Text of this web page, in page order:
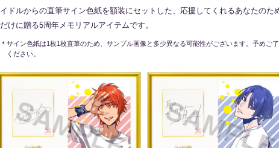
イドルからの直筆サイン色紙を額装にセットした、応援してくれるあなたのた
だけに贈る5周年メモリアルアイテムです。
＊サイン色紙は1枚1枚直筆のため、サンプル画像と多少異なる可能性がございます。予めご
ください。